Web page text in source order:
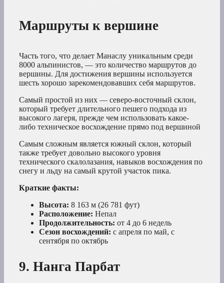
Маршруты к вершине
Часть того, что делает Манаслу уникальным среди
8000 альпинистов, — это количество маршрутов до
вершины. Для достижения вершины используется
шесть хорошо зарекомендовавших себя маршрутов.
Самый простой из них — северо-восточный склон,
который требует длительного пешего подхода из
высокого лагеря, прежде чем использовать какое-
либо техническое восхождение прямо под вершиной
Самым сложным является южный склон, который
также требует довольно высокого уровня
технического скалолазания, навыков восхождения по
снегу и льду на самый крутой участок пика.
Краткие факты:
Высота: 8 163 м (26 781 фут)
Расположение: Непал
Продолжительность: от 4 до 6 недель
Сезон восхождений: с апреля по май, с
сентября по октябрь
9. Нанга Парбат